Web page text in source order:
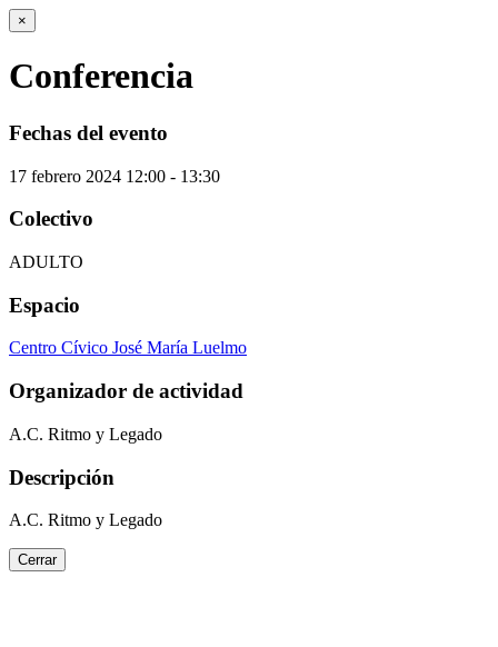
×
Conferencia
Fechas del evento
17 febrero 2024 12:00 - 13:30
Colectivo
ADULTO
Espacio
Centro Cívico José María Luelmo
Organizador de actividad
A.C. Ritmo y Legado
Descripción
A.C. Ritmo y Legado
Cerrar